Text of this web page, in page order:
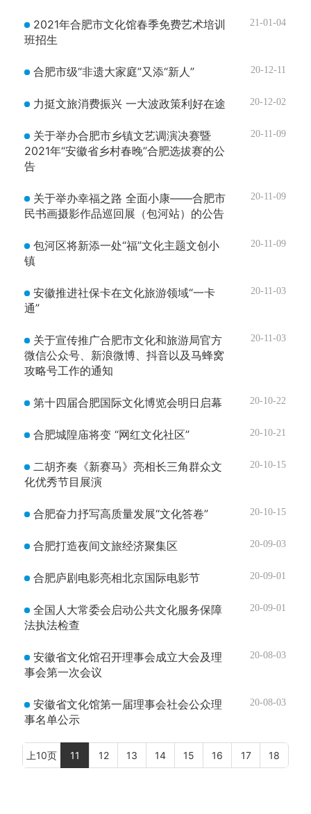
2021年合肥市文化馆春季免费艺术培训
班招生
21-01-04
合肥市级“非遗大家庭”又添“新人” 20-12-11
力挺文旅消费振兴 一大波政策利好在途 20-12-02
关于举办合肥市乡镇文艺调演决赛暨
2021年“安徽省乡村春晚”合肥选拔赛的公
告
20-11-09
关于举办幸福之路 全面小康――合肥市
民书画摄影作品巡回展（包河站）的公告
20-11-09
包河区将新添一处“福”文化主题文创小
镇
20-11-09
安徽推进社保卡在文化旅游领域“一卡
通”
20-11-03
关于宣传推广合肥市文化和旅游局官方
微信公众号、新浪微博、抖音以及马蜂窝
攻略号工作的通知
20-11-03
第十四届合肥国际文化博览会明日启幕 20-10-22
合肥城隍庙将变 “网红文化社区” 20-10-21
二胡齐奏《新赛马》亮相长三角群众文
化优秀节目展演
20-10-15
合肥奋力抒写高质量发展“文化答卷” 20-10-15
合肥打造夜间文旅经济聚集区 20-09-03
合肥庐剧电影亮相北京国际电影节 20-09-01
全国人大常委会启动公共文化服务保障
法执法检查
20-09-01
安徽省文化馆召开理事会成立大会及理
事会第一次会议
20-08-03
安徽省文化馆第一届理事会社会公众理
事名单公示
20-08-03
上10页 11 12 13 14 15 16 17 18